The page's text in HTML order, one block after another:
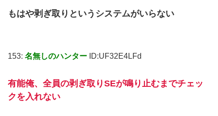
もはや剥ぎ取りというシステムがいらない
153: 名無しのハンター ID:UF32E4LFd
有能俺、全員の剥ぎ取りSEが鳴り止むまでチェッ
クを入れない